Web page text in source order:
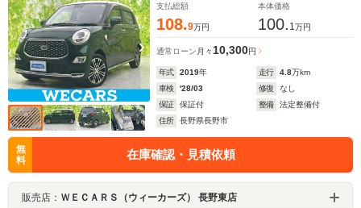
支払総額
108.9万円
本体価格
100. 1万円
通常ローン 月々 10,300円
年式 2019年 走行 4.8万km
車検
'28/03 修復
なし
保証
保証付 整備
法定整備付
住所
長野県長野市
無
料
在庫確認・見積依頼
販売店： ＷＥＣＡＲＳ（ウィーカーズ） 長野東店